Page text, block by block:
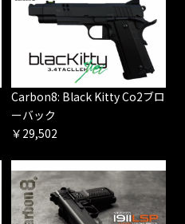
Carbon8: Black Kitty Co2ブロ
ーバック
￥29,502